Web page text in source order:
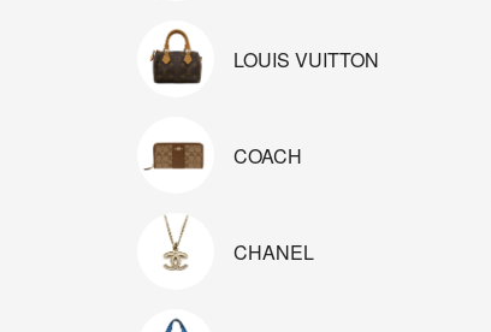
LOUIS VUITTON
COACH
CHANEL